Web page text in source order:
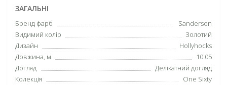
ЗАГАЛЬНІ
Бренд фарб
Sanderson
Видимий колір
Золотий
Дизайн
Hollyhocks
Довжина, м
10.05
Догляд
Делікатний догляд
Колекція
One Sixty